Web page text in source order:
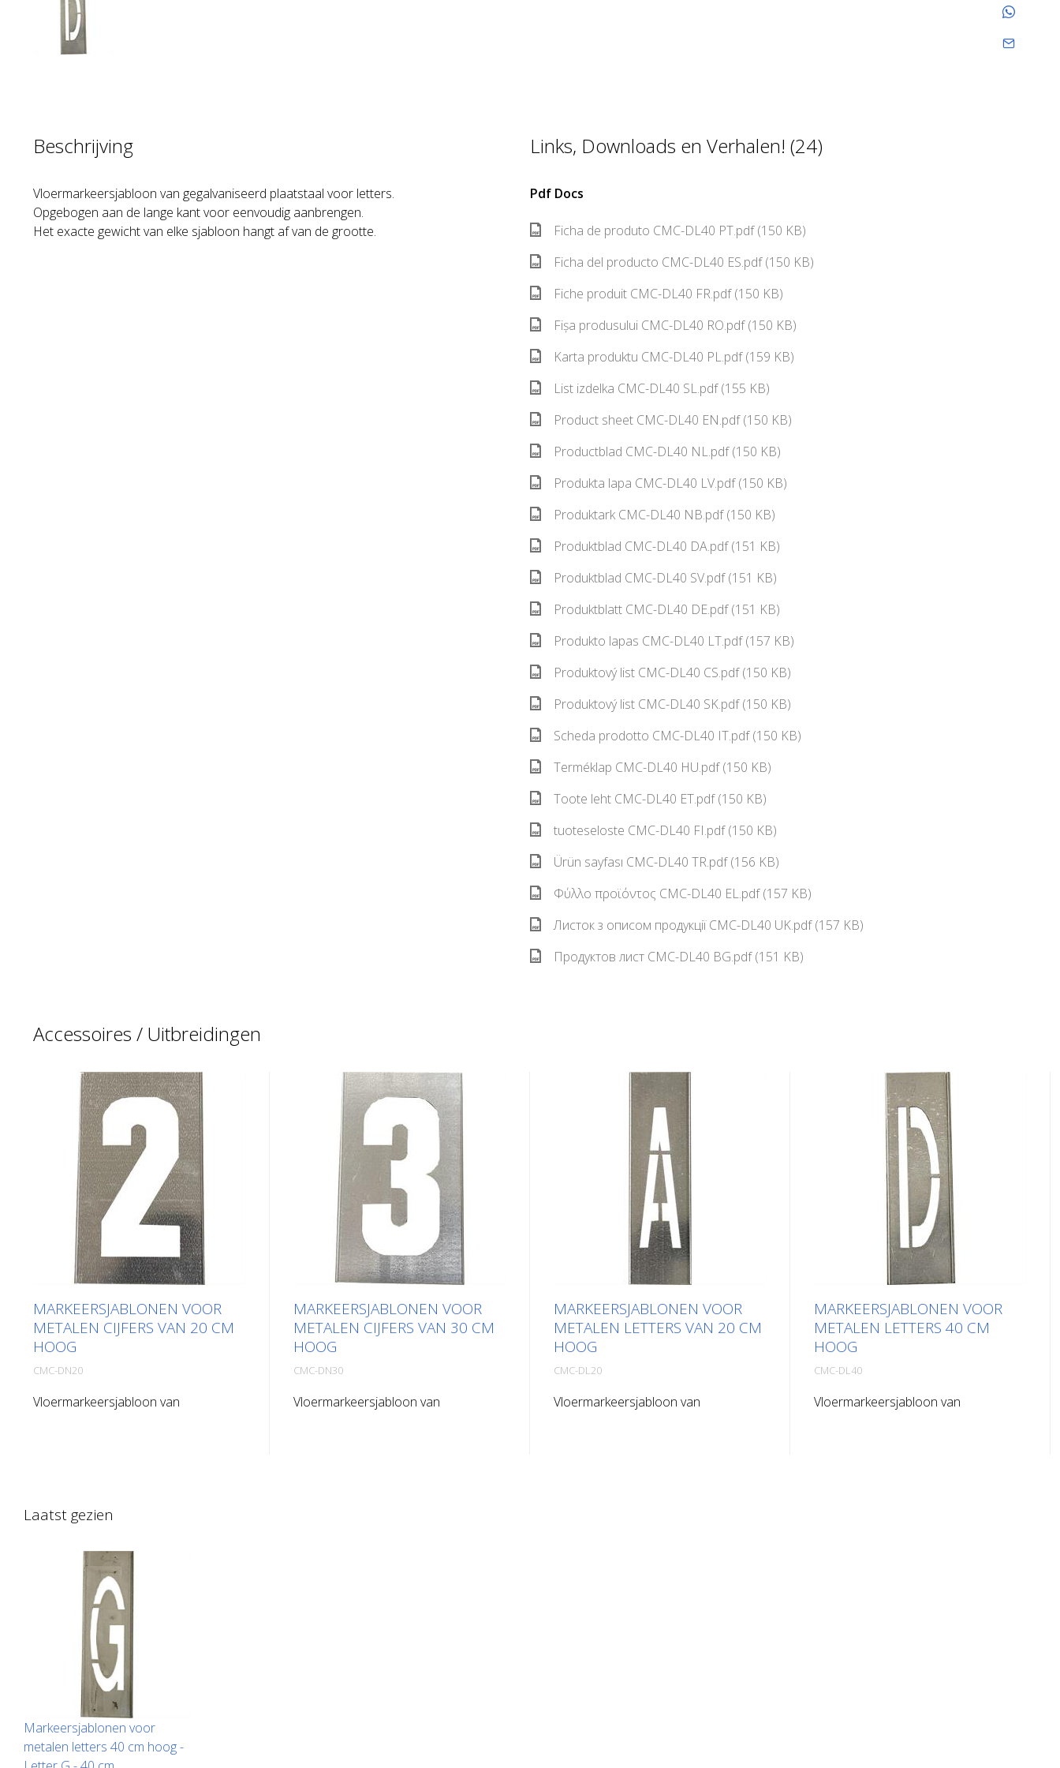
Beschrijving
Vloermarkeersjabloon van gegalvaniseerd plaatstaal voor letters.
Opgebogen aan de lange kant voor eenvoudig aanbrengen.
Het exacte gewicht van elke sjabloon hangt af van de grootte.
Links, Downloads en Verhalen! (24)
Pdf Docs
Ficha de produto CMC-DL40 PT.pdf (150 KB)
Ficha del producto CMC-DL40 ES.pdf (150 KB)
Fiche produit CMC-DL40 FR.pdf (150 KB)
Fișa produsului CMC-DL40 RO.pdf (150 KB)
Karta produktu CMC-DL40 PL.pdf (159 KB)
List izdelka CMC-DL40 SL.pdf (155 KB)
Product sheet CMC-DL40 EN.pdf (150 KB)
Productblad CMC-DL40 NL.pdf (150 KB)
Produkta lapa CMC-DL40 LV.pdf (150 KB)
Produktark CMC-DL40 NB.pdf (150 KB)
Produktblad CMC-DL40 DA.pdf (151 KB)
Produktblad CMC-DL40 SV.pdf (151 KB)
Produktblatt CMC-DL40 DE.pdf (151 KB)
Produkto lapas CMC-DL40 LT.pdf (157 KB)
Produktový list CMC-DL40 CS.pdf (150 KB)
Produktový list CMC-DL40 SK.pdf (150 KB)
Scheda prodotto CMC-DL40 IT.pdf (150 KB)
Terméklap CMC-DL40 HU.pdf (150 KB)
Toote leht CMC-DL40 ET.pdf (150 KB)
tuoteseloste CMC-DL40 FI.pdf (150 KB)
Ürün sayfası CMC-DL40 TR.pdf (156 KB)
Φύλλο προϊόντος CMC-DL40 EL.pdf (157 KB)
Листок з описом продукції CMC-DL40 UK.pdf (157 KB)
Продуктов лист CMC-DL40 BG.pdf (151 KB)
Accessoires / Uitbreidingen
MARKEERSJABLONEN VOOR
METALEN CIJFERS VAN 20 CM
HOOG
CMC-DN20
Vloermarkeersjabloon van
MARKEERSJABLONEN VOOR
METALEN CIJFERS VAN 30 CM
HOOG
CMC-DN30
Vloermarkeersjabloon van
MARKEERSJABLONEN VOOR
METALEN LETTERS VAN 20 CM
HOOG
CMC-DL20
Vloermarkeersjabloon van
MARKEERSJABLONEN VOOR
METALEN LETTERS 40 CM
HOOG
CMC-DL40
Vloermarkeersjabloon van
Laatst gezien
Markeersjablonen voor
metalen letters 40 cm hoog -